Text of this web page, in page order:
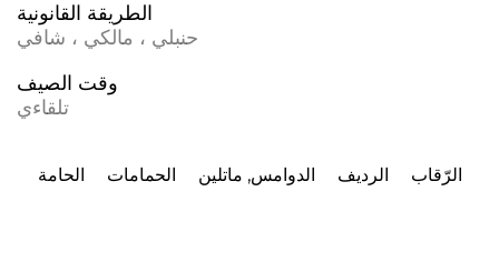
الطريقة القانونية
حنبلي ، مالكي ، شافي
وقت الصيف
تلقاءي
الحامة الحمامات الدوامس, ماتلين الرديف الرّقاب